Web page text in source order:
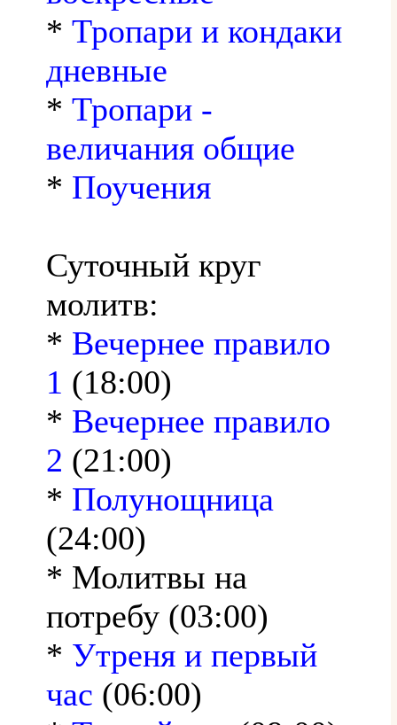
* Тропари и кондаки
дневные
* Тропари -
величания общие
* Поучения
Суточный круг
молитв:
* Вечернее правило
1 (18:00)
* Вечернее правило
2 (21:00)
* Полунощница
(24:00)
* Молитвы на
потребу (03:00)
* Утреня и первый
час (06:00)